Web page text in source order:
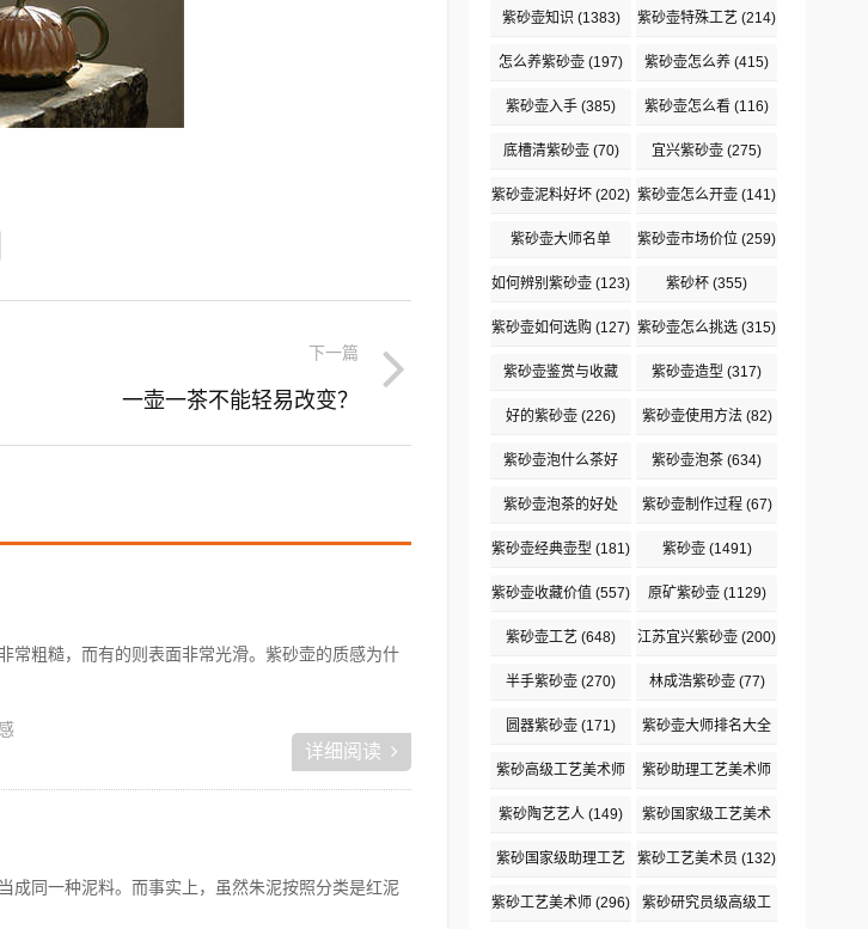
下一篇
一壶一茶不能轻易改变？
常粗糙，而有的则表面非常光滑。紫砂壶的质感为什
详细阅读
成同一种泥料。而事实上，虽然朱泥按照分类是红泥
处(93) (92)
紫砂壶知识 (1383) 紫砂壶特殊工艺 (214)
怎么养紫砂壶 (197) 紫砂壶怎么养 (415)
紫砂壶入手 (385) 紫砂壶怎么看 (116)
底槽清紫砂壶(70) 宜兴紫砂壶 (275)
紫砂壶泥料好坏 (202) 紫砂壶怎么开壶 (141)
紫砂壶大师名单
(2128)
紫砂壶市场价位 (259)
如何辨别紫砂壶 (123) 紫砂杯 (355)
紫砂壶如何选购 (127) 紫砂壶怎么挑选 (315)
紫砂壶鉴赏与收藏
(148)
紫砂壶造型 (317)
好的紫砂壶 (226) 紫砂壶使用方法(82)
紫砂壶泡什么茶好
(165)
紫砂壶泡茶 (634)
紫砂壶泡茶的好处
(172)
紫砂壶制作过程(67)
紫砂壶经典壶型 (181) 紫砂壶(1491)
紫砂壶收藏价值 (557) 原矿紫砂壶(1129)
紫砂壶工艺 (648) 江苏宜兴紫砂壶 (200)
半手紫砂壶 (270) 林成浩紫砂壶(77)
圆器紫砂壶 (171) 紫砂壶大师排名大全
(2132)
紫砂高级工艺美术师
(306)
紫砂助理工艺美术师
(288)
紫砂陶艺艺人 (149) 紫砂国家级工艺美术
师(318)
紫砂国家级助理工艺
美术师(192)
紫砂工艺美术员 (132)
紫砂工艺美术师 (296) 紫砂研究员级高级工